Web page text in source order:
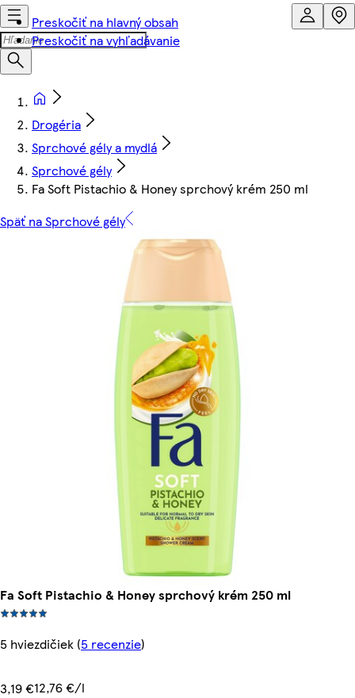
Preskočiť na hlavný obsah
Preskočiť na vyhľadávanie
Drogéria
Sprchové gély a mydlá
Sprchové gély
Fa Soft Pistachio & Honey sprchový krém 250 ml
Späť na Sprchové gély
Fa Soft Pistachio & Honey sprchový krém 250 ml
5 hviezdičiek (5 recenzie)
3,19 €12,76 €/l